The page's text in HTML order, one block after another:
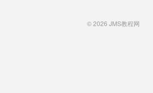
© 2026 JMS教程网